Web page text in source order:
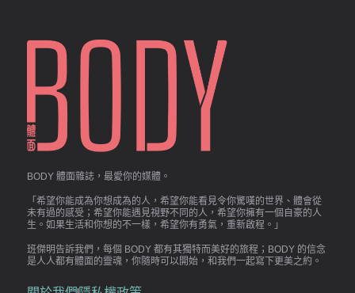
BODY 體面雜誌，最愛你的媒體。
「希望你能成為你想成為的人，希望你能看見令你驚嘆的世界、體會從
未有過的感受；希望你能遇見視野不同的人，希望你擁有一個自豪的人
生。如果生活和你想的不一樣，希望你有勇氣，重新啟程。」
班傑明告訴我們，每個 BODY 都有其獨特而美好的旅程；BODY 的信念
是人人都有體面的靈魂，你隨時可以開始，和我們一起寫下更美之約。